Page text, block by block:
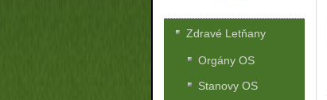
Zdravé Letňany
Orgány OS
Stanovy OS